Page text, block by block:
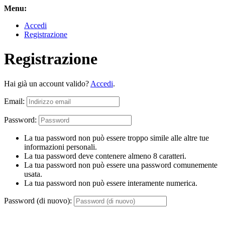
Menu:
Accedi
Registrazione
Registrazione
Hai già un account valido? Accedi.
Email:
Password:
La tua password non può essere troppo simile alle altre tue
informazioni personali.
La tua password deve contenere almeno 8 caratteri.
La tua password non può essere una password comunemente
usata.
La tua password non può essere interamente numerica.
Password (di nuovo):